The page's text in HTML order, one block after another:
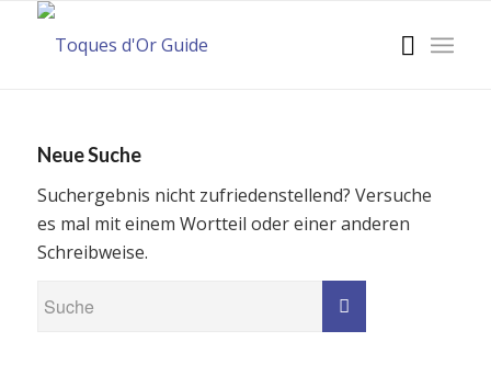
Neue Suche
Suchergebnis nicht zufriedenstellend? Versuche
es mal mit einem Wortteil oder einer anderen
Schreibweise.